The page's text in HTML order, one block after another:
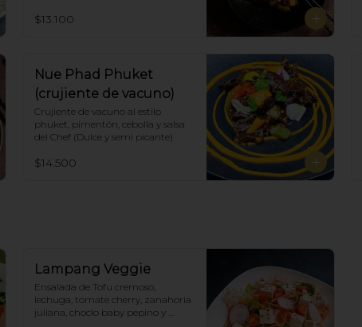
$13.100
Nue Phad Phuket
(crujiente de vacuno)
Crujiente de vacuno al estilo
phuket, pimentón, cebolla y salsa
del Chef (Dulce y semi picante)
$14.500
Lampang Veggie
Ensalada de Tofu cremoso,
lechuga, tomate cherry, zanahoria
juliana, choclo baby pepino y